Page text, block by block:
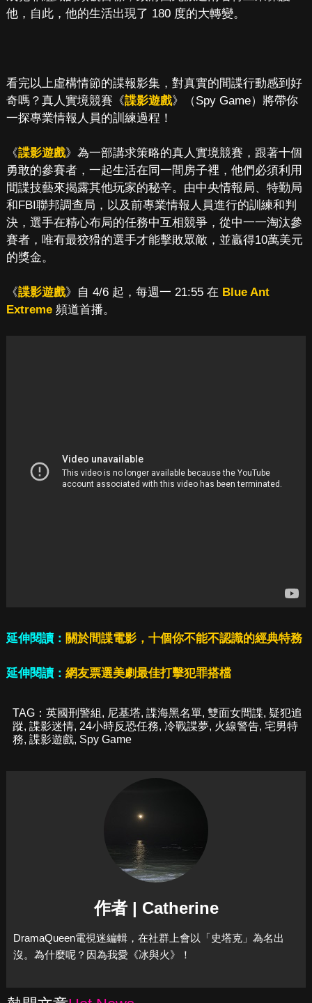
他，自此，他的生活出現了 180 度的大轉變。
看完以上虛構情節的諜報影集，對真實的間諜行動感到好
奇嗎？真人實境競賽《諜影遊戲》（Spy Game）將帶你
一探專業情報人員的訓練過程！
《諜影遊戲》為一部講求策略的真人實境競賽，跟著十個
勇敢的參賽者，一起生活在同一間房子裡，他們必須利用
間諜技藝來揭露其他玩家的秘辛。由中央情報局、特勤局
和FBI聯邦調查局，以及前專業情報人員進行的訓練和判
決，選手在精心布局的任務中互相競爭，從中一一淘汰參
賽者，唯有最狡猾的選手才能擊敗眾敵，並贏得10萬美元
的獎金。
《諜影遊戲》自 4/6 起，每週一 21:55 在 Blue Ant
Extreme頻道首播。
延伸閱讀： 關於間諜電影，十個你不能不認識的經典特務
延伸閱讀： 網友票選美劇最佳打擊犯罪搭檔
TAG： 英國刑警組 , 尼基塔, 諜海黑名單, 雙面女間諜, 疑犯追
蹤, 諜影迷情, 24小時反恐任務, 冷戰諜夢, 火線警告, 宅男特
務, 諜影遊戲, Spy Game
作者 | Catherine
DramaQueen電視迷編輯，在社群上會以「史塔克」為名出
沒。為什麼呢？因為我愛《冰與火》！